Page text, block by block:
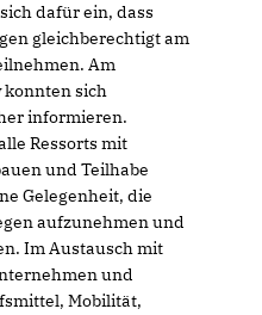
dafür ein, dass
gleichberechtigt am
Am
konnten sich
informieren.
Ressorts mit
und Teilhabe
Gelegenheit, die
aufzunehmen und
Im Austausch mit
und
Mobilität,